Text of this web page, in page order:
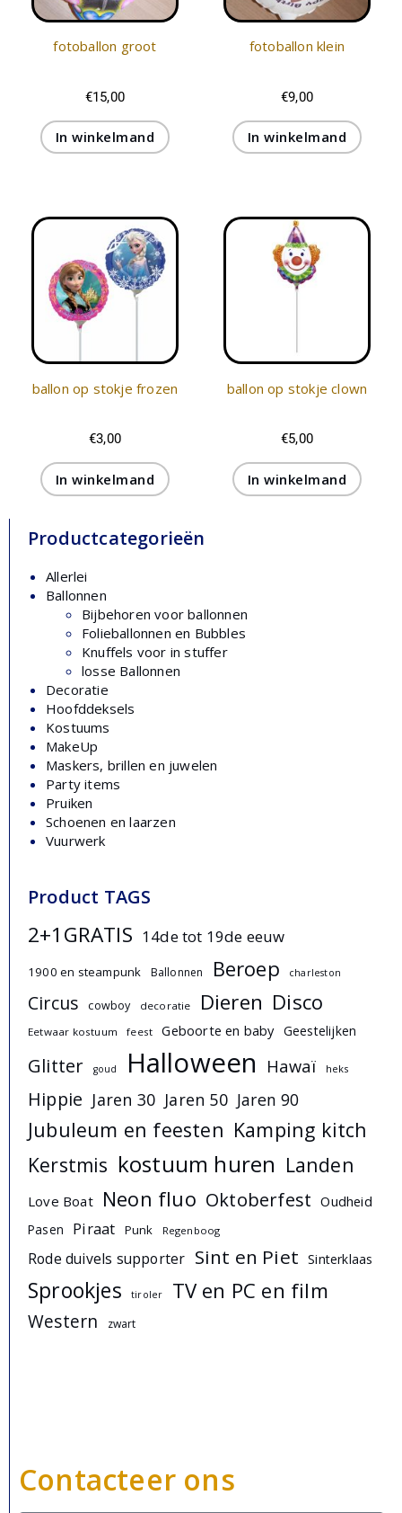
fotoballon groot
€15,00
In winkelmand
fotoballon klein
€9,00
In winkelmand
ballon op stokje frozen
€3,00
In winkelmand
ballon op stokje clown
€5,00
In winkelmand
Productcategorieën
Allerlei
Ballonnen
Bijbehoren voor ballonnen
Folieballonnen en Bubbles
Knuffels voor in stuffer
losse Ballonnen
Decoratie
Hoofddeksels
Kostuums
MakeUp
Maskers, brillen en juwelen
Party items
Pruiken
Schoenen en laarzen
Vuurwerk
Product TAGS
2+1GRATIS 14de tot 19de eeuw
1900 en steampunk Ballonnen Beroep charleston
Circus cowboy decoratie Dieren Disco
Eetwaar kostuum feest Geboorte en baby Geestelijken
Glitter goud Halloween Hawaï heks
Hippie Jaren 30 Jaren 50 Jaren 90
Jubuleum en feesten Kamping kitch
Kerstmis kostuum huren Landen
Love Boat Neon fluo Oktoberfest Oudheid
Pasen Piraat Punk Regenboog
Rode duivels supporter Sint en Piet Sinterklaas
Sprookjes tiroler TV en PC en film
Western zwart
Contacteer ons